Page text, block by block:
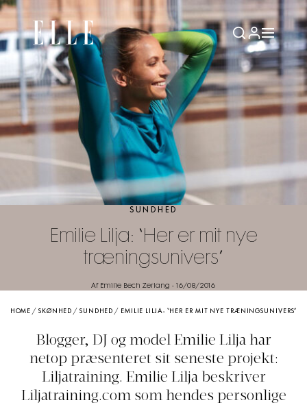
SUNDHED
Emilie Lilja: “Her er mit nye
træningsunivers”
Af Emilie Bech Zerlang - 16/08/2016
HOME / SKØNHED / SUNDHED / EMILIE LILJA: “HER ER MIT NYE TRÆNINGSUNIVERS”
Blogger, DJ og model Emilie Lilja har
netop præsenteret sit seneste projekt:
Liljatraining. Emilie Lilja beskriver
Liljatraining.comsom hendes personlige